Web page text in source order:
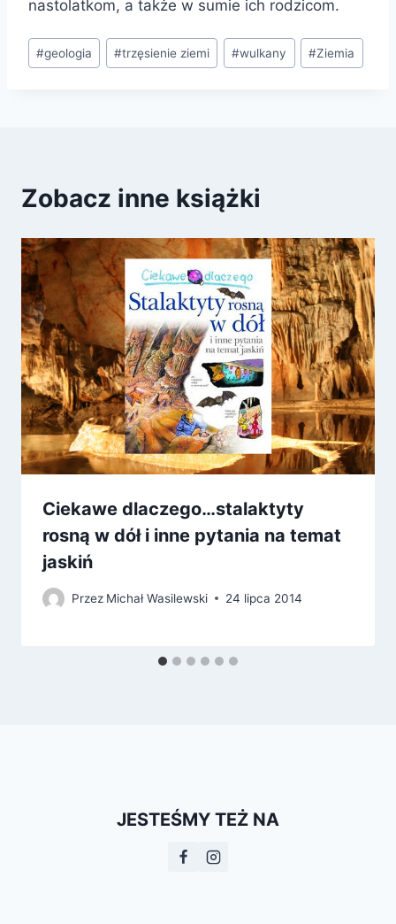
nastolatkom, a także w sumie ich rodzicom.
Tagi
wpisu:
#geologia #trzęsienie ziemi #wulkany #Ziemia
Zobacz inne książki
Ciekawe dlaczego…stalaktyty
rosną w dół i inne pytania na temat
jaskiń
Przez Michał Wasilewski 24 lipca 2014
JESTEŚMY TEŻ NA